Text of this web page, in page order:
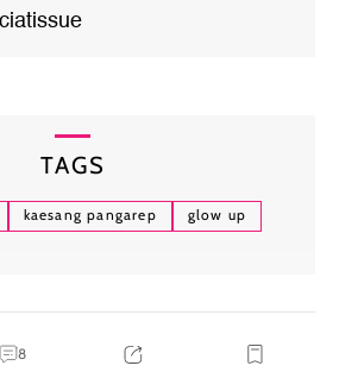
TAGS
kaesang pangarep glow up
8